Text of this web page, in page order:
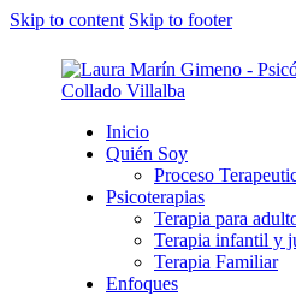
Skip to content Skip to footer
Inicio
Quién Soy
Proceso
Psicoterapias
Terapia para
Terapia infantil y
Terapia Familiar
Enfoques